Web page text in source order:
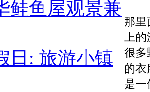
鲑鱼屋观景兼
日: 旅游小镇
那里
上
很多
的衣
是一